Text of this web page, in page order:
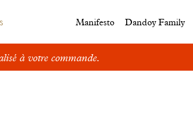
Manifesto Dandoy Family
à votre commande.